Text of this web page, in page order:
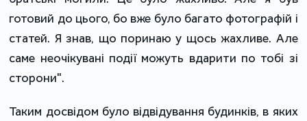
готовий до цього, бо вже було багато фотографій і
статей. Я знав, що поринаю у щось жахливе. Але
саме неочікувані події можуть вдарити по тобі зі
сторони".
Таким досвідом було відвідування будинків, в яких